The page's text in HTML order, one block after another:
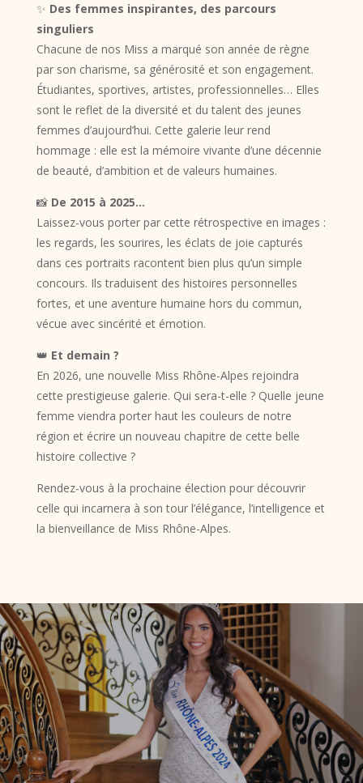
✨ Des femmes inspirantes, des parcours
singuliers
Chacune de nos Miss a marqué son année de règne
par son charisme, sa générosité et son engagement.
Étudiantes, sportives, artistes, professionnelles… Elles
sont le reflet de la diversité et du talent des jeunes
femmes d’aujourd’hui. Cette galerie leur rend
hommage : elle est la mémoire vivante d’une décennie
de beauté, d’ambition et de valeurs humaines.
📸 De 2015 à 2025…
Laissez-vous porter par cette rétrospective en images :
les regards, les sourires, les éclats de joie capturés
dans ces portraits racontent bien plus qu’un simple
concours. Ils traduisent des histoires personnelles
fortes, et une aventure humaine hors du commun,
vécue avec sincérité et émotion.
👑 Et demain ?
En 2026, une nouvelle Miss Rhône-Alpes rejoindra
cette prestigieuse galerie. Qui sera-t-elle ? Quelle jeune
femme viendra porter haut les couleurs de notre
région et écrire un nouveau chapitre de cette belle
histoire collective ?
Rendez-vous à la prochaine élection pour découvrir
celle qui incarnera à son tour l’élégance, l’intelligence et
la bienveillance de Miss Rhône-Alpes.